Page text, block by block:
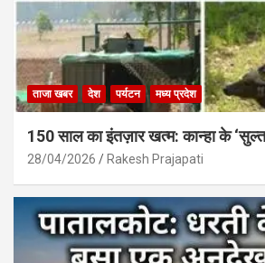
ताजा खबर देश पर्यटन मध्य प्रदेश
150 साल का इंतज़ार खत्म: कान्हा के
28/04/2026 Rakesh Prajapati